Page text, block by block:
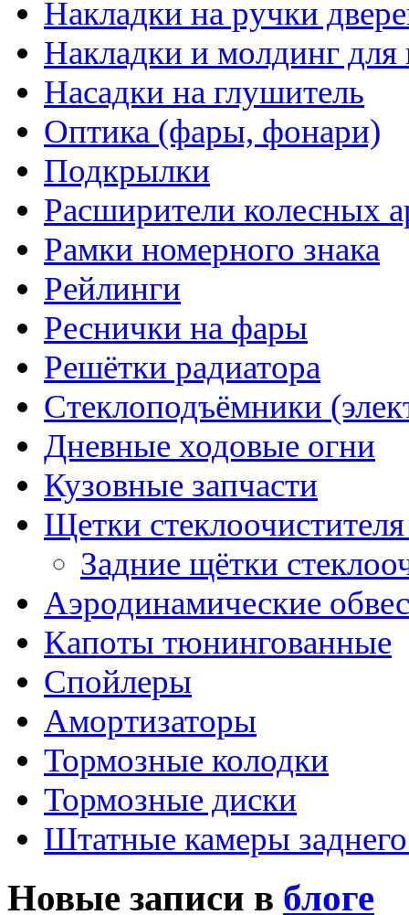
Накладки на ручки
Накладки и молдинг для
Насадки на глушитель
Оптика (фары, фонари)
Подкрылки
Расширители колесных
Рамки номерного знака
Рейлинги
Реснички на фары
Решётки радиатора
Стеклоподъёмники
Дневные ходовые огни
Кузовные запчасти
Щетки
Задние щётки
Аэродинамические
Капоты тюнингованные
Спойлеры
Амортизаторы
Тормозные колодки
Тормозные диски
Штатные камеры
Новые записи в блоге